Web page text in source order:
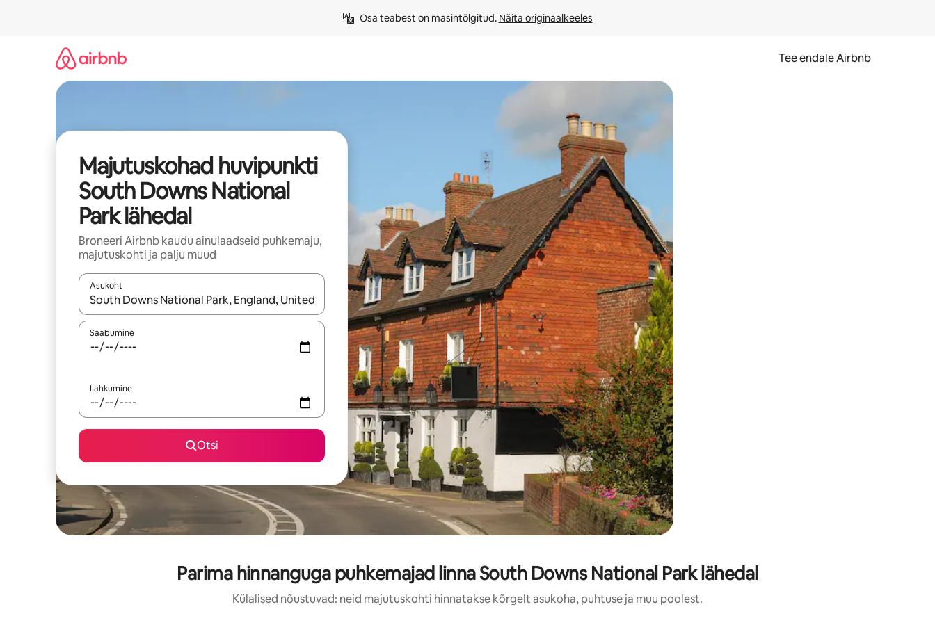
Osa teabest on masintõlgitud. Näita originaalkeeles
Tee endale Airbnb
Majutuskohad huvipunkti
South Downs National
Park lähedal
Broneeri Airbnb kaudu ainulaadseid puhkemaju,
majutuskohti ja palju muud
Asukoht
Kui tulemused on kuvatud, liigu ekraanil nooleklahvidega või puuduta või tõmba mööda ekraani.
Saabumine
Lahkumine
Otsi
Parima hinnanguga puhkemajad linna South Downs National Park lähedal
Külalised nõustuvad: neid majutuskohti hinnatakse kõrgelt asukoha, puhtuse ja muu poolest.